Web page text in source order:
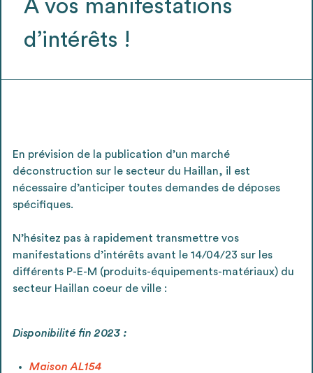
Ajouter les matériaux intéressants à "
Transmettre sa liste de manifestation
sélectionnés
3
Exporter sa liste et ses fiches produits
pour l’utiliser comme un outil d’aide à la
conception de projet
Être recontacté afin d’obtenir plus de
renseignements sur les modalités et
* Attention, l’ajout des matériaux à sa liste et son envoi ne
À vos manifestations
d’intérêts !
En prévision de la publication d’un marché
déconstruction sur le secteur du Haillan, il est
nécessaire d’anticiper toutes demandes de déposes
spécifiques.
N’hésitez pas à rapidement transmettre vos
manifestations d’intérêts avant le 14/04/23 sur les
différents P-E-M (produits-équipements-matériaux) du
secteur Haillan coeur de ville :
Disponibilité fin 2023 :
Maison AL154